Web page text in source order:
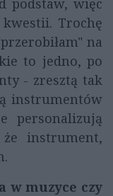
Trochę
na
to jedno, po
- zresztą tak
instrumentów
personalizują
instrument,
w muzyce czy